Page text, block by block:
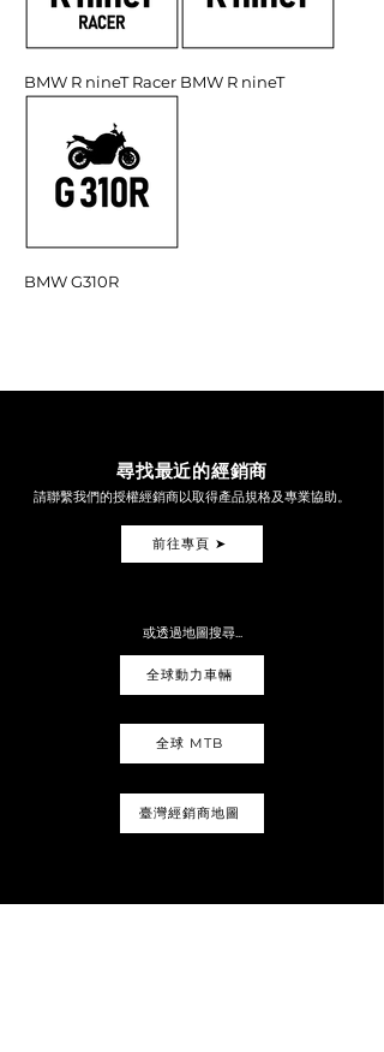
BMW R nineT Racer BMW R nineT
BMW G310R
尋找最近的經銷商
請聯繫我們的授權經銷商以取得產品規格及專業協助。
前往專頁 ➤
或透過地圖搜尋...
全球動力車輛
全球 MTB
臺灣經銷商地圖